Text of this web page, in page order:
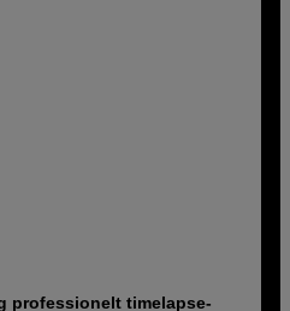
professionelt timelapse-